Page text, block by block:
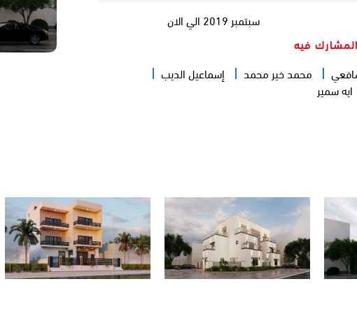
سبتمبر 2019 الي الان
فيه
محمد خير محمد
إسماعيل الديب
ايه سمير